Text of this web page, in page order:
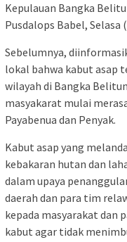
Kepulauan Bangka
Pusdalops Babel, Selasa
Sebelumnya,
lokal bahwa kabut asap
wilayah di Bangka
masyakarat mulai
Payabenua dan Penyak.
Kabut asap yang
kebakaran hutan dan
dalam upaya
daerah dan para tim
kepada masyarakat dan
kabut agar tidak